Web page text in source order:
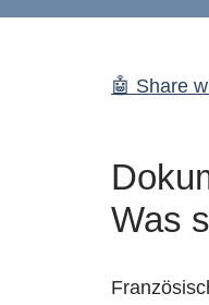
🤖 Share
Was